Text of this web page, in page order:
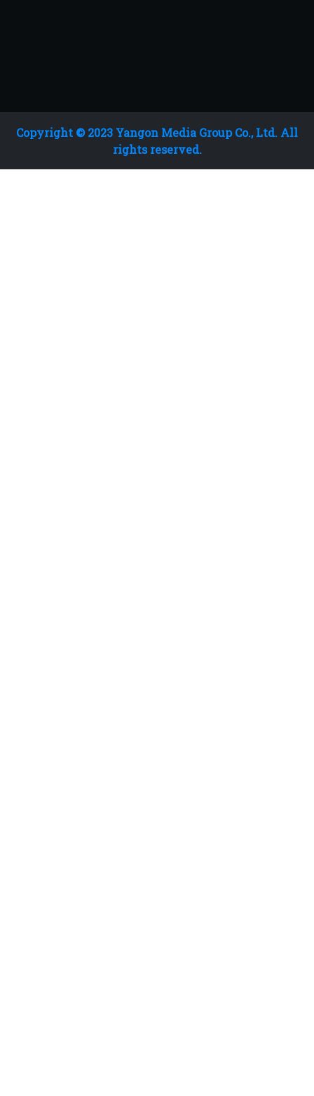
Copyright © 2023 Yangon Media Group Co., Ltd. All
rights reserved.